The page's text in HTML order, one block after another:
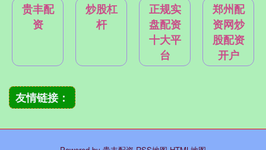
贵丰配
资
炒股杠
杆
正规实
盘配资
十大平
台
郑州配
资网炒
股配资
开户
友情链接：